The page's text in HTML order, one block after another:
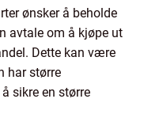
ønsker å beholde
avtale om å kjøpe ut
Dette kan være
har større
sikre en større